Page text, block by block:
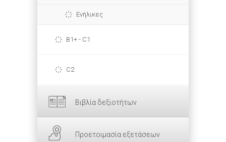
Ενήλικες
B1+ - C1
C2
Βιβλία δεξιοτήτων
Προετοιμασία εξετάσεων